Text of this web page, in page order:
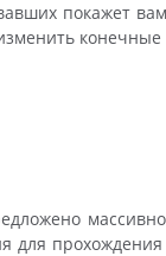
покажет
конечные
для